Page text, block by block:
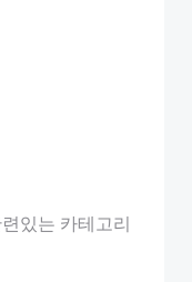
있는 카테고리